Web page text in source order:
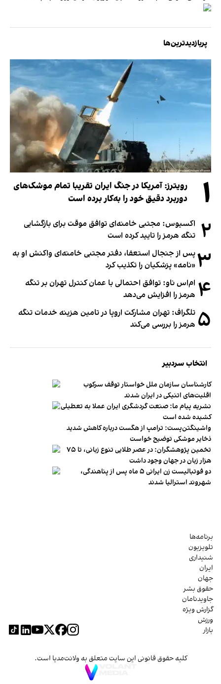
پربازدیدترین‌ها
۱
رویترز: آمریکا در جنگ ایران تقریبا تمام موشک‌های
دوربرد دقیق خود را به‌کار برده است
۲ اکسیوس: مجتبی خامنه‌ای توافق موقت برای بازگشایی
تنگه هرمز را تایید کرده است
۳پس از جنجال استعفا، دفتر مجتبی خامنه‌ای واکنش او به
«نامه» پزشکیان را تکذیب کرد
۴ ام‌اس ناو: توافق احتمالی با عمان کنترل تهران بر تنگه
هرمز را افزایش می‌دهد
۵ تلگراف: تهران مشارکت اروپا در تامین هزینه خدمات تنگه
هرمز را بررسی می‌کند
انتخاب سردبیر
کارشناسان سازمان ملل خواستار توقف سرکوب
اقلیت‌های اتنیکی در ایران شدند
نشریه پیام ما: صنعت گردشگری ایران عملا به تعطیلی
کشیده شده است
واشینگتن‌پست: ترامپ از هگست درباره کاهش شدید
ذخایر موشکی توضیح خواست
تخمین پژوهشگران: در عصر طلایی تنوع زبانی، تا ۷۵
هزار زبان در جهان وجود داشت
دو فوتبالیست زن ایرانی ۵ ماه پس از پناهندگی،
شهروند استرالیا شدند
برنامه‌ها
تلویزیون
شنیداری
ایران
جهان
حقوق بشر
جاویدنامان
گزارش ویژه
ورزش
بازار
کلیه حقوق قانونی این سایت متعلق به ولانت‌مدیا است.